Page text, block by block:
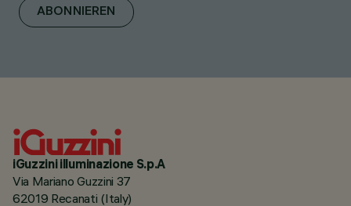
ABONNIEREN
iGuzzini illuminazione S.p.A
Via Mariano Guzzini 37
62019 Recanati (Italy)